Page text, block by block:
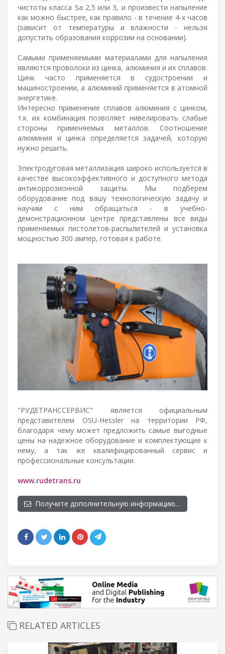
чистоты класса Sa 2,5 или 3, и произвести напыление
как можно быстрее, как правило - в течение 4-х часов
(зависит от температуры и влажности - нельзя
допустить образования коррозии на основании).
Самыми применяемыми материалами для напыления
являются проволоки из цинка, алюминия и их сплавов.
Цинк часто применяется в судостроении и
машиностроении, а алюминий применяется в атомной
энергетике.
Интересно применение сплавов алюминия с цинком,
т.к. их комбинация позволяет нивелировать слабые
стороны применяемых металлов. Соотношение
алюминия и цинка определяется задачей, которую
нужно решить.
Электродуговая металлизация широко используется в
качестве высокоэффективного и доступного метода
антикоррозионной защиты. Мы подберем
оборудование под вашу технологическую задачу и
научим с ним обращаться - в учебно-
демонстрационном центре представлены все виды
применяемых пистолетов-распылителей и установка
мощностью 300 ампер, готовая к работе.
"РУДЕТРАНССЕРВИС" является официальным
представителем OSU-Hessler на территории РФ,
благодаря чему может предложить самые выгодные
цены на надежное оборудование и комплектующие к
нему, а так же квалифицированный сервис и
профессиональные консультации.
www.rudetrans.ru
Получите дополнительную информацию…
RELATED ARTICLES